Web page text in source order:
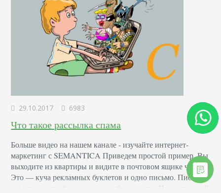
29.10.2017 6983
Что такое рассылка спама
Больше видео на нашем канале - изучайте интернет-
маркетинг с SEMANTICA Приведем простой пример. Вы
выходите из квартиры и видите в почтовом ящике что-то.
Это — куча рекламных буклетов и одно письмо. Письмо
вы оставляете, брошюры — выбрасываете. На следующий